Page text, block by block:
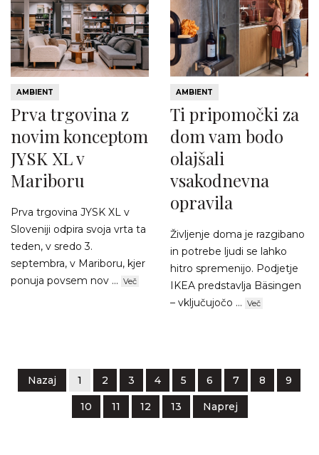
AMBIENT
Prva trgovina z
novim konceptom
JYSK XL v
Mariboru
Prva trgovina JYSK XL v
Sloveniji odpira svoja vrta ta
teden, v sredo 3.
septembra, v Mariboru, kjer
ponuja povsem nov ... Več
AMBIENT
Ti pripomočki za
dom vam bodo
olajšali
vsakodnevna
opravila
Življenje doma je razgibano
in potrebe ljudi se lahko
hitro spremenijo. Podjetje
IKEA predstavlja Bäsingen
– vključujočo ... Več
Nazaj 1 2 3 4 5 6 7 8 9
10 11 12 13 Naprej